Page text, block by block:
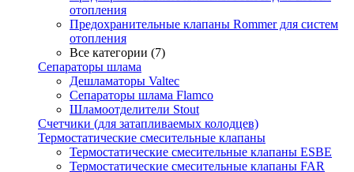
отопления
Предохранительные клапаны Rommer для систем
отопления
Все категории (7)
Сепараторы шлама
Дешламаторы Valtec
Сепараторы шлама Flamco
Шламоотделители Stout
Счетчики (для затапливаемых колодцев)
Термостатические смесительные клапаны
Термостатические смесительные клапаны ESBE
Термостатические смесительные клапаны FAR